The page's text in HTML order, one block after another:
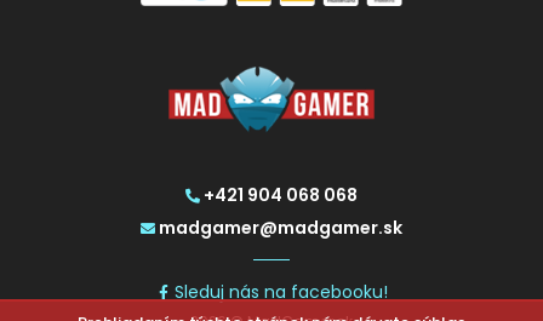
+421 904 068 068
madgamer@madgamer.sk
Sleduj nás na facebooku!